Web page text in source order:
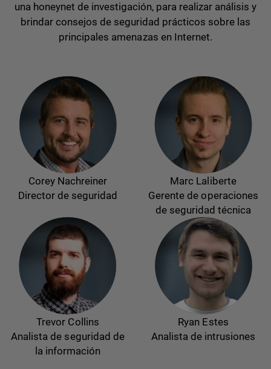
una honeynet de investigación, para realizar análisis y
brindar consejos de seguridad prácticos sobre las
principales amenazas en Internet.
Corey Nachreiner
Director de seguridad
Marc Laliberte
Gerente de operaciones
de seguridad técnica
Trevor Collins
Analista de seguridad de
la información
Ryan Estes
Analista de intrusiones